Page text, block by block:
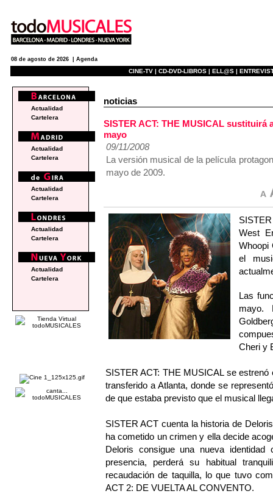
08 de agosto de 2026 | Agenda
CINE-TV | CD-DVD-LIBROS | ELL@S |
noticias
SISTER ACT: THE MUSICAL sustituirá
mayo
09/11/2008
La versión musical de la película
mayo de 2009.
West
Whoopi
el
Las
mayo.
Cheri y
SISTER ACT: THE MUSICAL se
transferido a Atlanta, donde se
de que estaba previsto que el musical
SISTER ACT cuenta la historia de
ha cometido un crimen y ella decide
Deloris consigue una nueva
presencia, perderá su habitual
recaudación de taquilla, lo que tuvo
ACT 2: DE VUELTA AL CONVENTO.
Actualidad
Cartelera
Actualidad
Cartelera
Actualidad
Cartelera
Actualidad
Cartelera
Actualidad
Cartelera